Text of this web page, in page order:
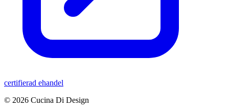
certifierad ehandel
© 2026 Cucina Di Design